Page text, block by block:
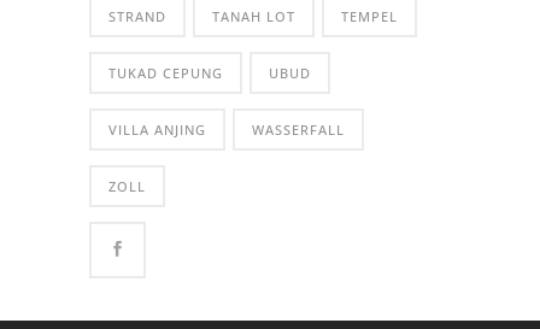
STRAND TANAH LOT TEMPEL
TUKAD CEPUNG UBUD
VILLA ANJING WASSERFALL
ZOLL